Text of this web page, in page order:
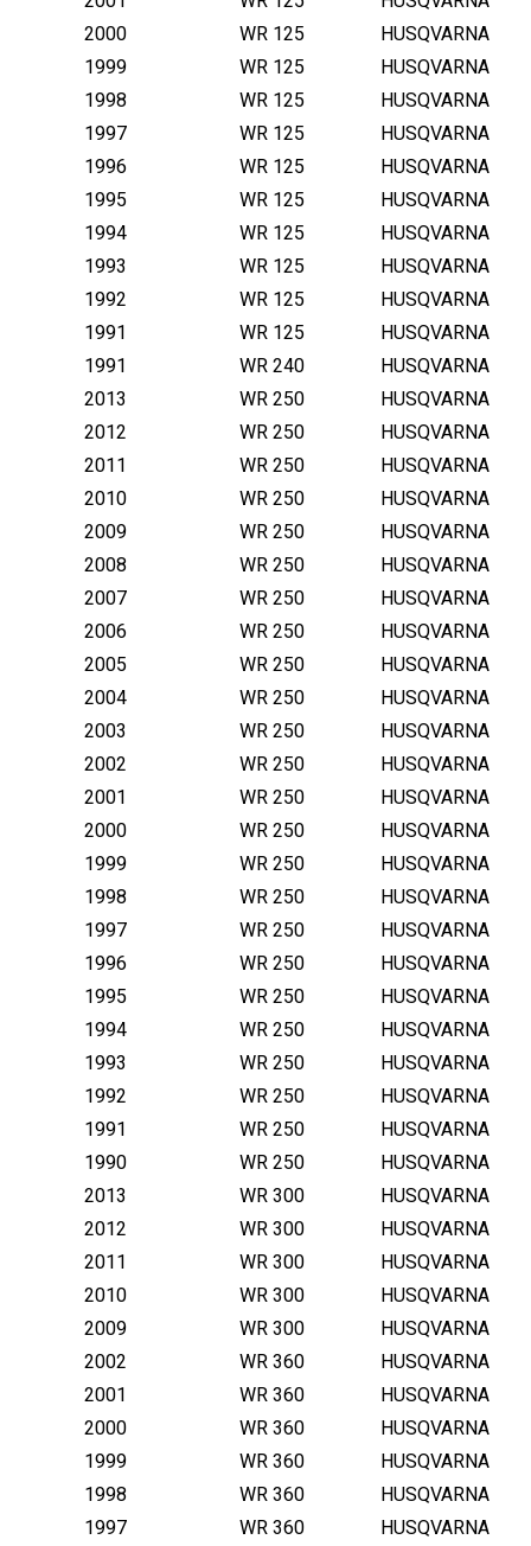
HUSQVARNA
WR 125
2000
HUSQVARNA
WR 125
1999
HUSQVARNA
WR 125
1998
HUSQVARNA
WR 125
1997
HUSQVARNA
WR 125
1996
HUSQVARNA
WR 125
1995
HUSQVARNA
WR 125
1994
HUSQVARNA
WR 125
1993
HUSQVARNA
WR 125
1992
HUSQVARNA
WR 125
1991
HUSQVARNA
WR 240
1991
HUSQVARNA
WR 250
2013
HUSQVARNA
WR 250
2012
HUSQVARNA
WR 250
2011
HUSQVARNA
WR 250
2010
HUSQVARNA
WR 250
2009
HUSQVARNA
WR 250
2008
HUSQVARNA
WR 250
2007
HUSQVARNA
WR 250
2006
HUSQVARNA
WR 250
2005
HUSQVARNA
WR 250
2004
HUSQVARNA
WR 250
2003
HUSQVARNA
WR 250
2002
HUSQVARNA
WR 250
2001
HUSQVARNA
WR 250
2000
HUSQVARNA
WR 250
1999
HUSQVARNA
WR 250
1998
HUSQVARNA
WR 250
1997
HUSQVARNA
WR 250
1996
HUSQVARNA
WR 250
1995
HUSQVARNA
WR 250
1994
HUSQVARNA
WR 250
1993
HUSQVARNA
WR 250
1992
HUSQVARNA
WR 250
1991
HUSQVARNA
WR 250
1990
HUSQVARNA
WR 300
2013
HUSQVARNA
WR 300
2012
HUSQVARNA
WR 300
2011
HUSQVARNA
WR 300
2010
HUSQVARNA
WR 300
2009
HUSQVARNA
WR 360
2002
HUSQVARNA
WR 360
2001
HUSQVARNA
WR 360
2000
HUSQVARNA
WR 360
1999
HUSQVARNA
WR 360
1998
HUSQVARNA
WR 360
1997